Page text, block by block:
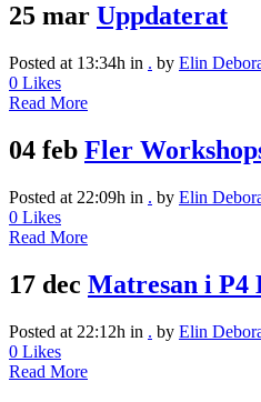
25 mar Uppdaterat
Posted at 13:34h in . by Elin
0 Likes
Read More
04 feb Fler
Posted at 22:09h in . by Elin
0 Likes
Read More
17 dec Matresan i P4
Posted at 22:12h in . by Elin
0 Likes
Read More